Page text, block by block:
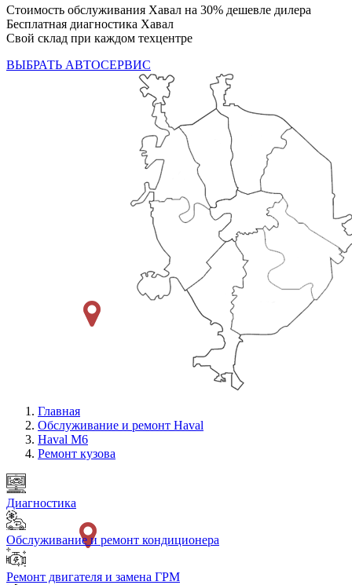
Стоимость обслуживания Хавал на 30% дешевле дилера
Бесплатная диагностика Хавал
Свой склад при каждом техцентре
ВЫБРАТЬ АВТОСЕРВИС
Главная
Обслуживание и ремонт Haval
Haval M6
Ремонт кузова
Диагностика
Обслуживание и ремонт кондиционера
Ремонт двигателя и замена ГРМ